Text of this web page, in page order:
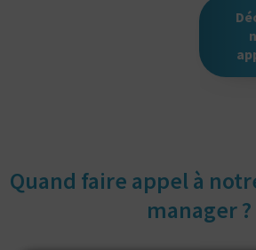
Quand faire appel à
manager ?